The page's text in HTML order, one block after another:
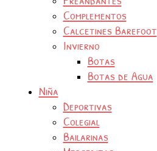
Complementos
Calcetines Barefoot
Invierno
Botas
Botas de Agua
Niña
Deportivas
Colegial
Bailarinas